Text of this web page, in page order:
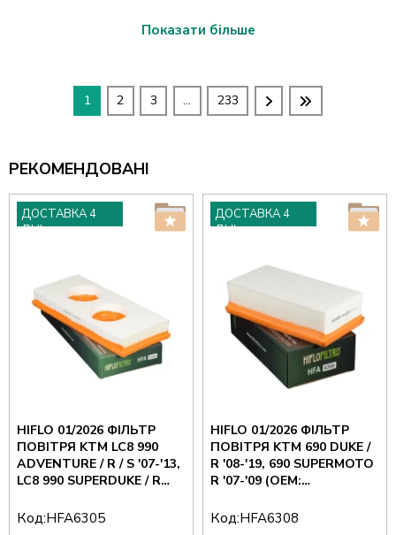
Показати більше
1 2 3 ... 233
РЕКОМЕНДОВАНІ
ДОСТАВКА 4
ДНІ
HIFLO 01/2026 ФІЛЬТР
ПОВІТРЯ KTM LC8 990
ADVENTURE / R / S '07-'13,
LC8 990 SUPERDUKE / R
'10-'13 (OEM: 61006015000)
Код:HFA6305
ДОСТАВКА 4
ДНІ
HIFLO 01/2026 ФІЛЬТР
ПОВІТРЯ KTM 690 DUKE /
R '08-'19, 690 SUPERMOTO
R '07-'09 (OEM:
Код:HFA6308